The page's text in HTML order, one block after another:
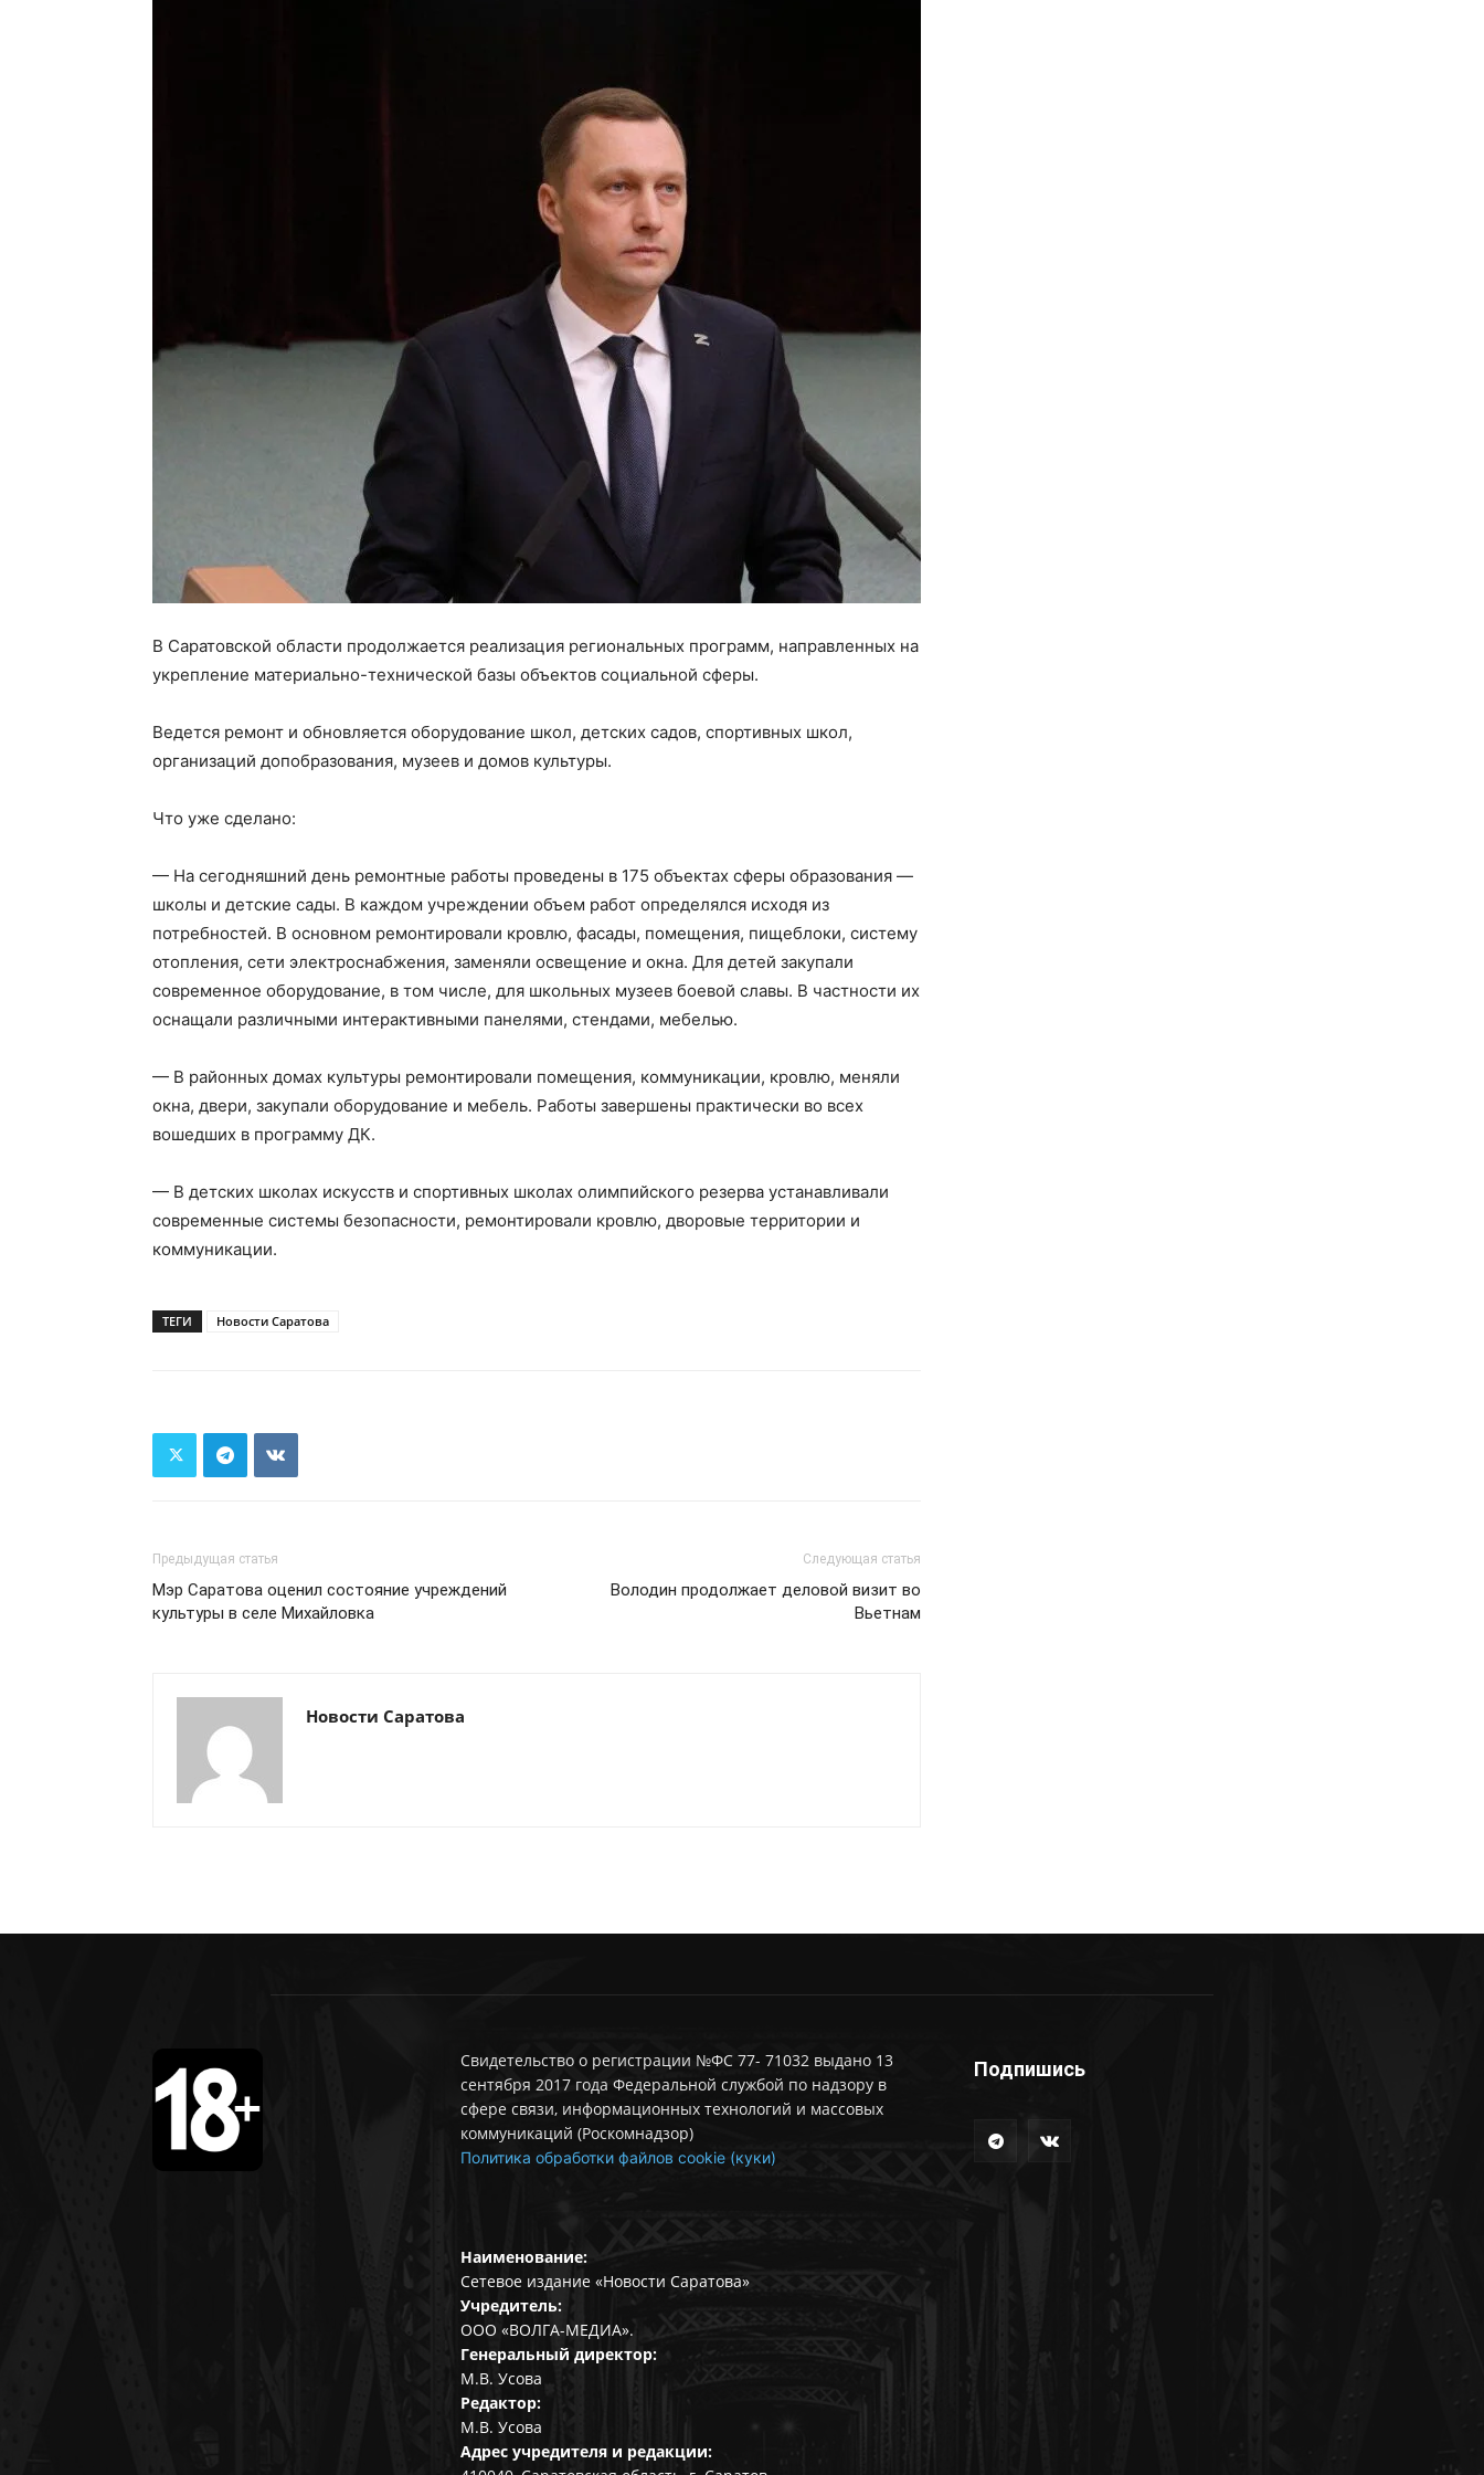
В Саратовской области продолжается реализация региональных программ, направленных на
укрепление материально-технической базы объектов социальной сферы.
Ведется ремонт и обновляется оборудование школ, детских садов, спортивных школ,
организаций допобразования, музеев и домов культуры.
Что уже сделано:
— На сегодняшний день ремонтные работы проведены в 175 объектах сферы образования —
школы и детские сады. В каждом учреждении объем работ определялся исходя из
потребностей. В основном ремонтировали кровлю, фасады, помещения, пищеблоки, систему
отопления, сети электроснабжения, заменяли освещение и окна. Для детей закупали
современное оборудование, в том числе, для школьных музеев боевой славы. В частности их
оснащали различными интерактивными панелями, стендами, мебелью.
— В районных домах культуры ремонтировали помещения, коммуникации, кровлю, меняли
окна, двери, закупали оборудование и мебель. Работы завершены практически во всех
вошедших в программу ДК.
— В детских школах искусств и спортивных школах олимпийского резерва устанавливали
современные системы безопасности, ремонтировали кровлю, дворовые территории и
коммуникации.
ТЕГИ Новости Саратова
Предыдущая статья
Мэр Саратова оценил состояние учреждений
культуры в селе Михайловка
Следующая статья
Володин продолжает деловой визит во
Вьетнам
Новости Саратова
Свидетельство о регистрации №ФС 77- 71032 выдано 13
сентября 2017 года Федеральной службой по надзору в
сфере связи, информационных технологий и массовых
коммуникаций (Роскомнадзор)
Политика обработки файлов cookie (куки)
Наименование:
Сетевое издание «Новости Саратова»
Учредитель:
ООО «ВОЛГА-МЕДИА».
Генеральный директор:
М.В. Усова
Редактор:
М.В. Усова
Адрес учредителя и редакции:
Подпишись